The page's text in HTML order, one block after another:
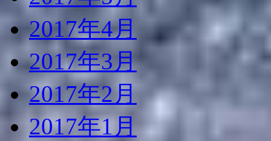
2017年4月
2017年3月
2017年2月
2017年1月